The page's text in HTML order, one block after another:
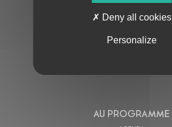
AU PROGRAMME
Deny all cookies
Personalize